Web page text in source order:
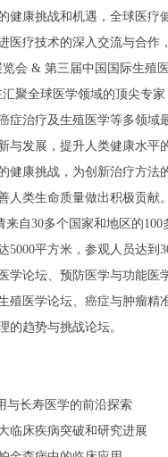
康挑战和机遇，全球医疗
医疗技术的深入交流与合作
览会 & 第三届中国国际生殖
聚全球医学领域的顶尖专
症治疗及生殖医学等多领域
与发展，提升人类健康水平
健康挑战，为创新治疗方法
人类生命质量做出积极贡献。
自30多个国家和地区的100
5000平方米，参观人员达到
学论坛、预防医学与功能医
殖医学论坛、癌症与肿瘤精
的趋势与挑战论坛。
与长寿医学的前沿探索
临床疾病突破和研究进展